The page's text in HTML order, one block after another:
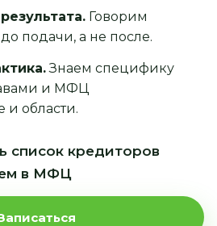
Говорим
подачи, а не после.
Знаем специфику
и МФЦ
и области.
список кредиторов
в МФЦ